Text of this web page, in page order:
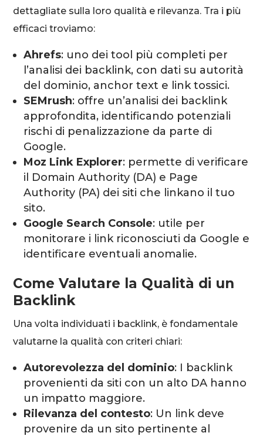
dettagliate sulla loro qualità e rilevanza. Tra i più
efficaci troviamo:
Ahrefs: uno dei tool più completi per
l’analisi dei backlink, con dati su autorità
del dominio, anchor text e link tossici.
SEMrush: offre un’analisi dei backlink
approfondita, identificando potenziali
rischi di penalizzazione da parte di
Google.
Moz Link Explorer: permette di verificare
il Domain Authority (DA) e Page
Authority (PA) dei siti che linkano il tuo
sito.
Google Search Console: utile per
monitorare i link riconosciuti da Google e
identificare eventuali anomalie.
Come Valutare la Qualità di un
Backlink
Una volta individuati i backlink, è fondamentale
valutarne la qualità con criteri chiari:
Autorevolezza del dominio: I backlink
provenienti da siti con un alto DA hanno
un impatto maggiore.
Rilevanza del contesto: Un link deve
provenire da un sito pertinente al